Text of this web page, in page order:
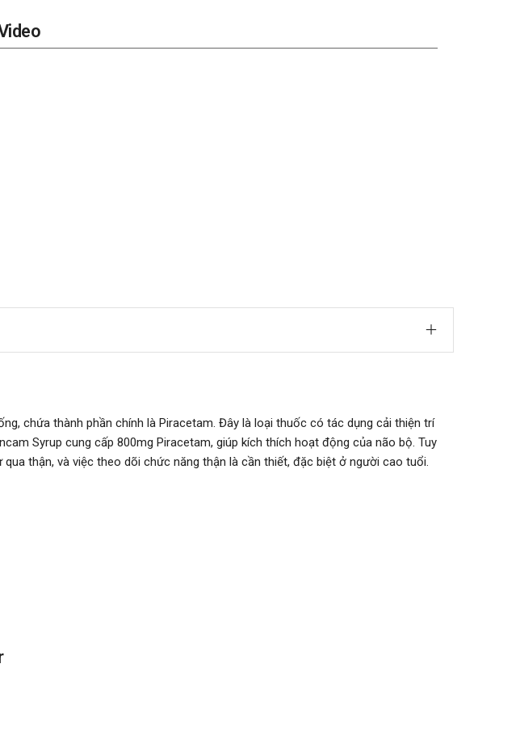
chứa thành phần chính là Piracetam. Đây là loại thuốc có tác dụng cải thiện trí
Syrup cung cấp 800mg Piracetam, giúp kích thích hoạt động của não bộ. Tuy
thận, và việc theo dõi chức năng thận là cần thiết, đặc biệt ở người cao tuổi.